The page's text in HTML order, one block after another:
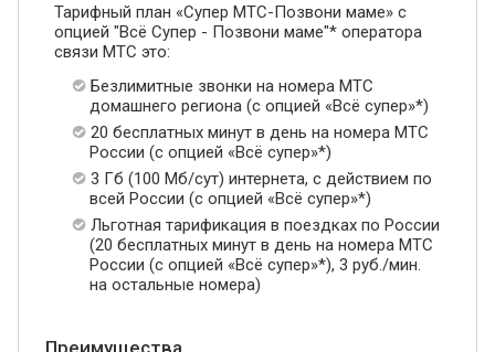
Тарифный план «Супер МТС-Позвони маме» с
опцией "Всё Супер - Позвони маме"* оператора
связи МТС это:
Безлимитные звонки на номера МТС
домашнего региона (с опцией «Всё супер»*)
20 бесплатных минут в день на номера МТС
России (с опцией «Всё супер»*)
3 Гб (100 Мб/сут) интернета, с действием по
всей России (с опцией «Всё супер»*)
Льготная тарификация в поездках по России
(20 бесплатных минут в день на номера МТС
России (с опцией «Всё супер»*), 3 руб./мин.
на остальные номера)